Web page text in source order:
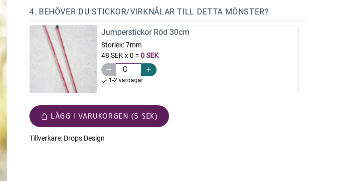
4. BEHÖVER DU STICKOR/VIRKNÅLAR TILL DETTA MÖNSTER?
Jumperstickor Röd 30cm
Storlek:7mm
48 SEK x 0 = 0 SEK
1-2 vardagar
LÄGG I VARUKORGEN (5 SEK)
Tillverkare: Drops Design